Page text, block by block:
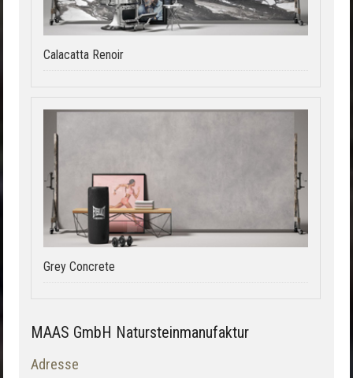
Calacatta Renoir
Grey Concrete
MAAS GmbH Natursteinmanufaktur
Adresse